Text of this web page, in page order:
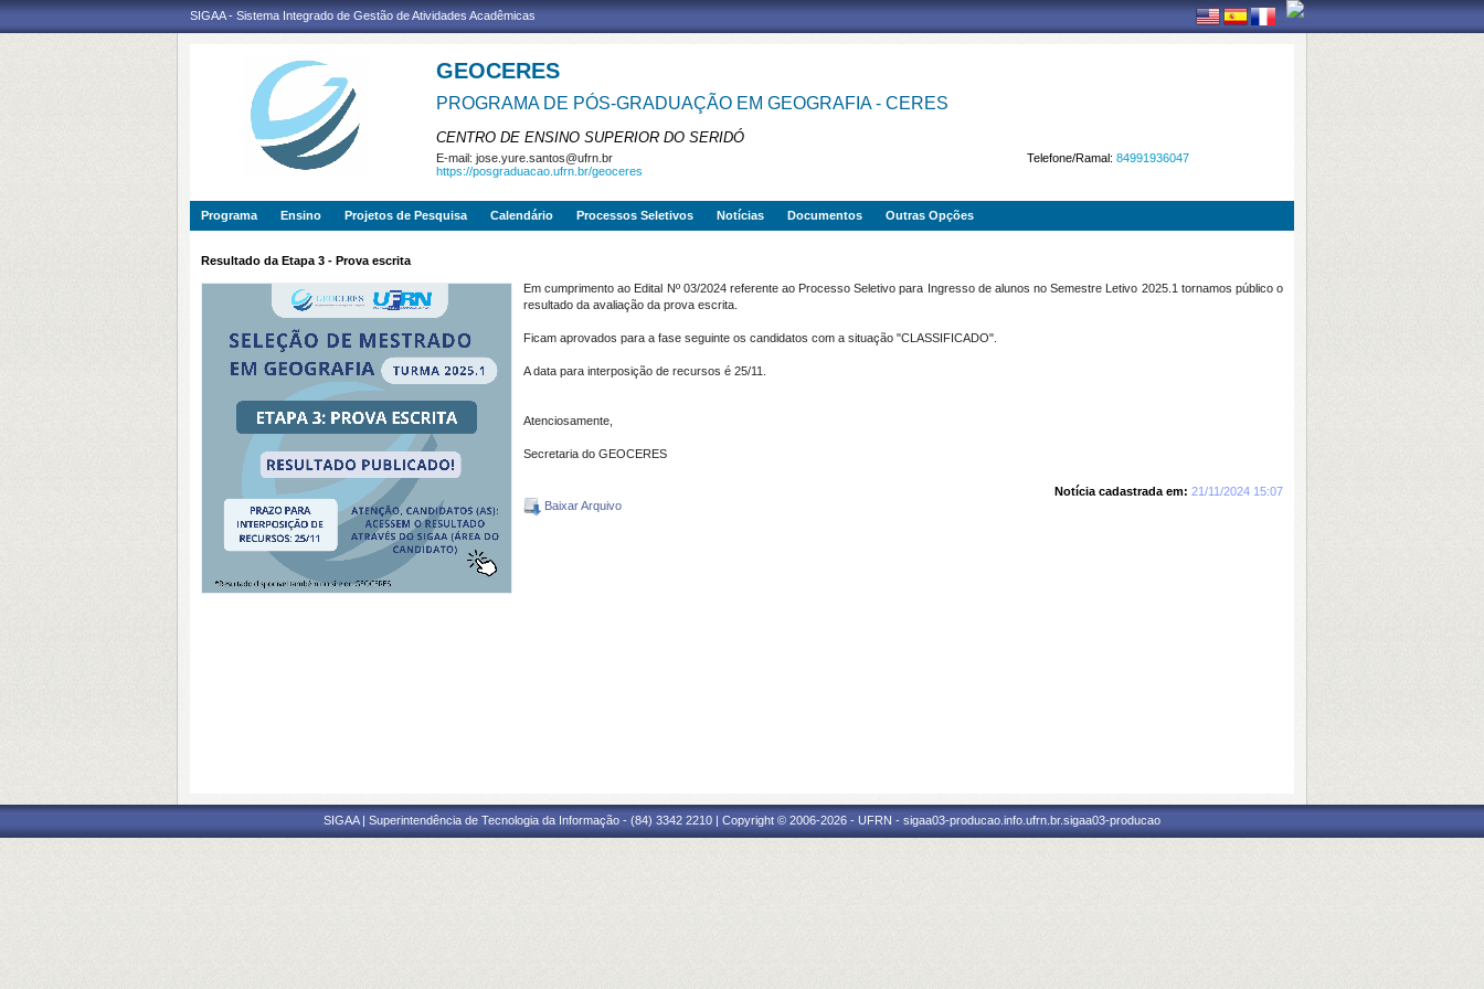
SIGAA - Sistema Integrado de Gestão de Atividades Acadêmicas
GEOCERES
PROGRAMA DE PÓS-GRADUAÇÃO EM GEOGRAFIA - CERES
CENTRO DE ENSINO SUPERIOR DO SERIDÓ
Telefone/Ramal: 84991936047
E-mail: jose.yure.santos@ufrn.br
https://posgraduacao.ufrn.br/geoceres
Programa Ensino Projetos de Pesquisa Calendário Processos Seletivos Notícias Documentos Outras Opções
Resultado da Etapa 3 - Prova escrita
Em cumprimento ao Edital Nº 03/2024 referente ao Processo Seletivo para Ingresso de alunos no Semestre Letivo 2025.1 tornamos público o
resultado da avaliação da prova escrita.
Ficam aprovados para a fase seguinte os candidatos com a situação "CLASSIFICADO".
A data para interposição de recursos é 25/11.
Atenciosamente,
Secretaria do GEOCERES
Notícia cadastrada em: 21/11/2024 15:07
Baixar Arquivo
SIGAA | Superintendência de Tecnologia da Informação - (84) 3342 2210 | Copyright © 2006-2026 - UFRN - sigaa03-producao.info.ufrn.br.sigaa03-producao